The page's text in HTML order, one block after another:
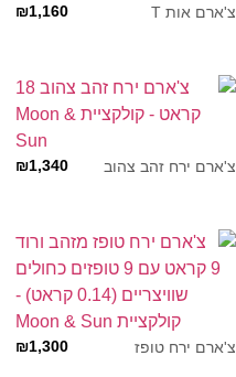
צ'ארם אות T ₪1,160
צ'ארם ירח זהב צהוב ₪1,340
צ'ארם ירח טופז
₪1,300